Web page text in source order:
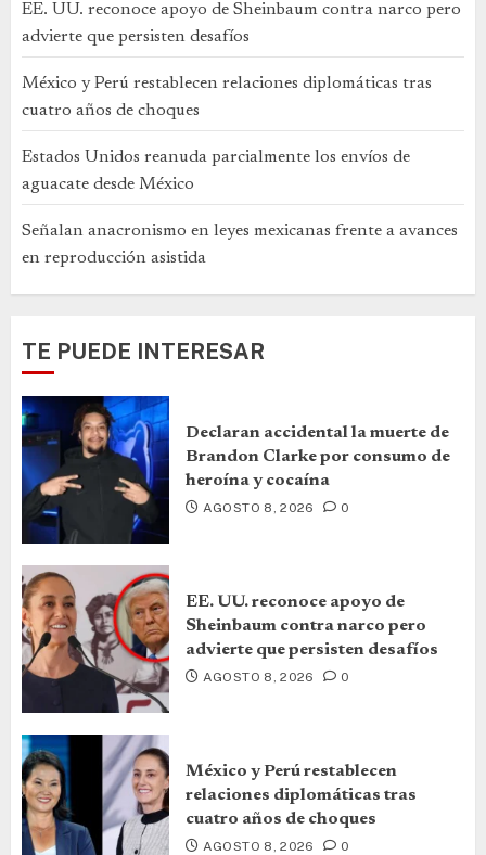
EE. UU. reconoce apoyo de Sheinbaum contra narco pero
advierte que persisten desafíos
México y Perú restablecen relaciones diplomáticas tras
cuatro años de choques
Estados Unidos reanuda parcialmente los envíos de
aguacate desde México
Señalan anacronismo en leyes mexicanas frente a avances
en reproducción asistida
TE PUEDE INTERESAR
Declaran accidental la muerte de
Brandon Clarke por consumo de
heroína y cocaína
AGOSTO 8, 2026 0
EE. UU. reconoce apoyo de
Sheinbaum contra narco pero
advierte que persisten desafíos
AGOSTO 8, 2026 0
México y Perú restablecen
relaciones diplomáticas tras
cuatro años de choques
AGOSTO 8, 2026 0